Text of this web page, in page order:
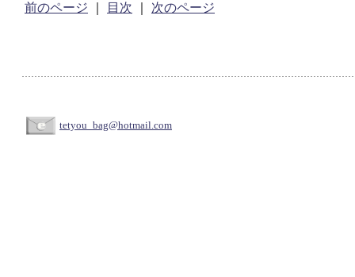
前のページ 目次 次のページ
tetyou_bag@hotmail.com